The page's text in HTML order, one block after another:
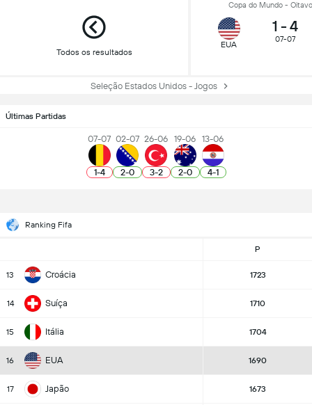
Todos os resultados
Copa do Mundo -
EUA
1 - 4
07-07
Seleção Estados Unidos - Jogos
Últimas Partidas
07-07
1-4
02-07
2-0
26-06
3-2
19-06
2-0
13-06
4-1
Ranking Fifa
P
13 Croácia 1723
14 Suíça 1710
15 Itália 1704
16 EUA 1690
17 Japão 1673